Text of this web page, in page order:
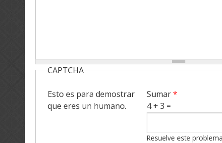
CAPTCHA
Esto es para demostrar
que eres un humano.
Sumar*
4 + 3 =
Resuelve este